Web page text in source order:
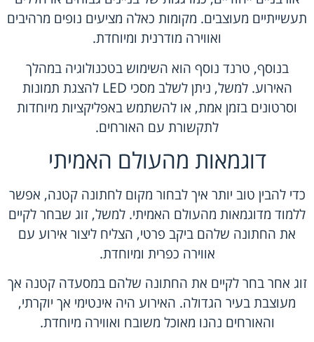
תעשייתיים מעוצבים. מקומות כאלה מציעים נופים מרהיבים
ואווירה מודרנית ומיוחדת.
בנוסף, טרנד נוסף הוא השימוש בטכנולוגיה במהלך
האירוע. למשל, ניתן לשלב מסכי LED להצגת תמונות
וסרטונים בזמן אמת, או להשתמש באפליקציות מיוחדות
לתקשורת עם האורחים.
דוגמאות מהעולם האמיתי
כדי להבין טוב יותר איך לבחור מקום לחתונה קטנה, אפשר
ללמוד מדוגמאות מהעולם האמיתי. למשל, זוג שבחר לקיים
את החתונה שלהם ביקב פרטי, הצליח ליצור אירוע עם
אווירה כפרית ומיוחדת.
זוג אחר בחר לקיים את החתונה שלהם במסעדה קטנה אך
מעוצבת בעיר הגדולה. האירוע היה אינטימי אך יוקרתי,
והאורחים נהנו מאוכל משובח ואווירה מיוחדת.